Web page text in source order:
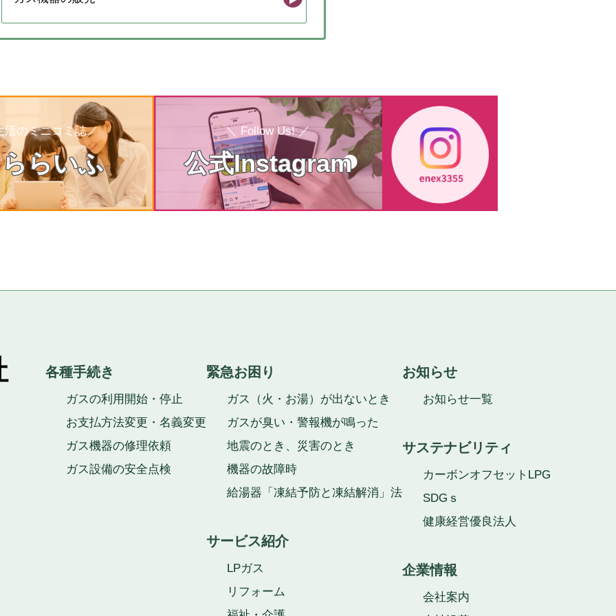
活のミニコミ誌／
らいふ
＼ Follow Us! ／
公式Instagram
各種手続き
ガスの利用開始・停止
お支払方法変更・名義変更
ガス機器の修理依頼
ガス設備の安全点検
緊急お困り
ガス（火・お湯）が出ないとき
ガスが臭い・警報機が鳴った
地震のとき、災害のとき
機器の故障時
給湯器「凍結予防と凍結解消」法
サービス紹介
LPガス
リフォーム
お知らせ
お知らせ一覧
サステナビリティ
カーボンオフセットLPG
SDGｓ
健康経営優良法人
企業情報
会社案内